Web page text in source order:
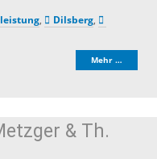
, Dilsberg,
Mehr …
& Th.